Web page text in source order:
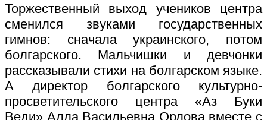
Торжественный выход учеников центра
сменился звуками государственных
гимнов: сначала украинского, потом
болгарского. Мальчишки и девчонки
рассказывали стихи на болгарском языке.
А директор болгарского культурно-
просветительского центра «Аз Буки
Веди» Алла Васильевна Орлова вместе с